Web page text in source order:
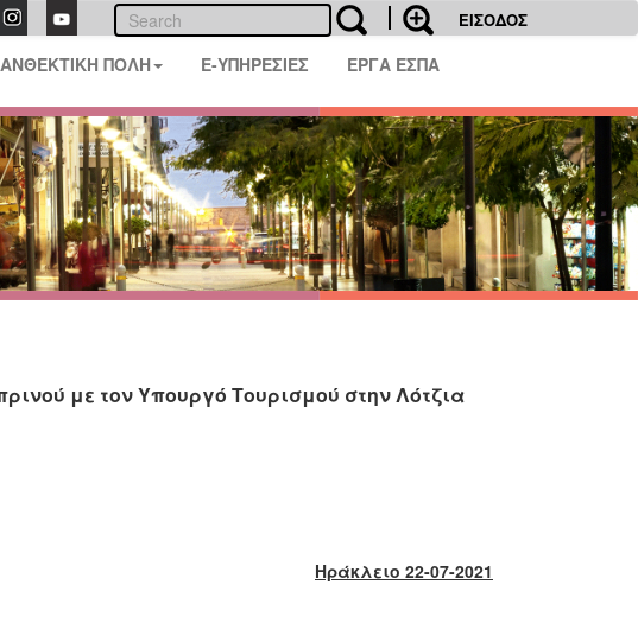
ΕΙΣΟΔΟΣ
ΑΝΘΕΚΤΙΚΗ ΠΟΛΗ E-ΥΠΗΡΕΣΙΕΣ ΕΡΓΑ ΕΣΠΑ
με τον Υπουργό Τουρισμού στην Λότζια
Ηράκλειο 22-07-2021